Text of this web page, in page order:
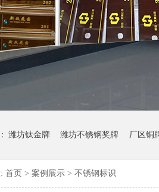
潍坊钛金牌 潍坊不锈钢奖牌 厂区铜
首页 > 案例展示 > 不锈钢标识